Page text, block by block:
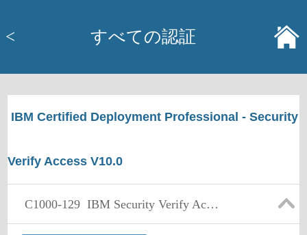
< すべての認証
IBM Certified Deployment Professional - Security
Verify Access V10.0
C1000-129 IBM Security Verify Access V10.0 Deployment